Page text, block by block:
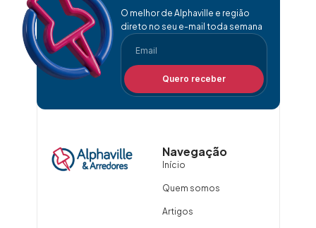
O melhor de Alphaville e região
direto no seu e-mail toda semana
Quero receber
Navegação
Início
Quem somos
Artigos